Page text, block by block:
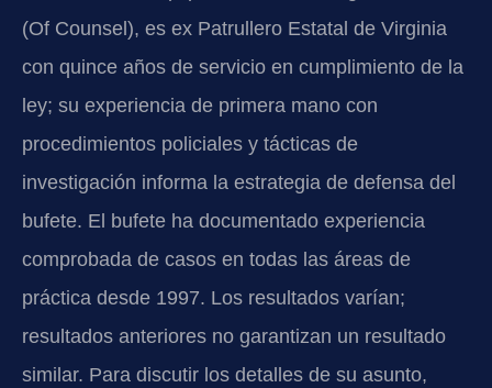
(Of Counsel), es ex Patrullero Estatal de Virginia
con quince años de servicio en cumplimiento de la
ley; su experiencia de primera mano con
procedimientos policiales y tácticas de
investigación informa la estrategia de defensa del
bufete. El bufete ha documentado experiencia
comprobada de casos en todas las áreas de
práctica desde 1997. Los resultados varían;
resultados anteriores no garantizan un resultado
similar. Para discutir los detalles de su asunto,